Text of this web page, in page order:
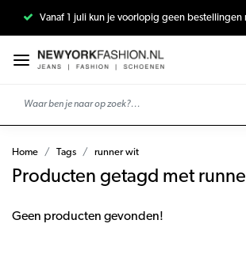
Vanaf 1 juli kun je voorlopig geen bestellingen
Home Tags runner wit
Producten getagd met
Geen producten gevonden!